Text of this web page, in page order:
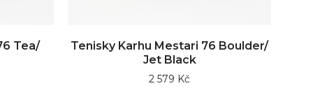
Tea/
Tenisky Karhu Mestari 76 Boulder/
Jet Black
2 579 Kč